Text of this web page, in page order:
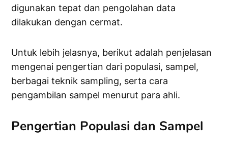
digunakan tepat dan pengolahan data
dilakukan dengan cermat.
Untuk lebih jelasnya, berikut adalah penjelasan
mengenai pengertian dari populasi, sampel,
berbagai teknik sampling, serta cara
pengambilan sampel menurut para ahli.
Pengertian Populasi dan Sampel